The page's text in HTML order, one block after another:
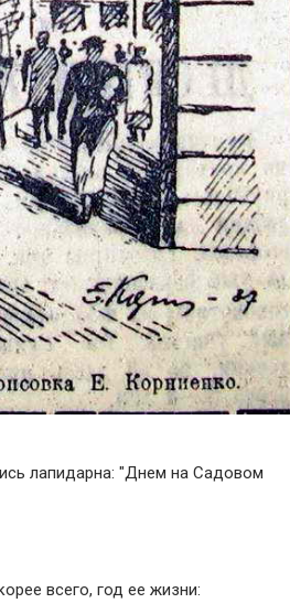
лапидарна: "Днем на Садовом
всего, год ее жизни: